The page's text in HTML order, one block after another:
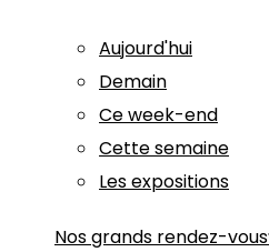
Aujourd'hui
Demain
Ce week-end
Cette semaine
Les expositions
Nos grands rendez-vous